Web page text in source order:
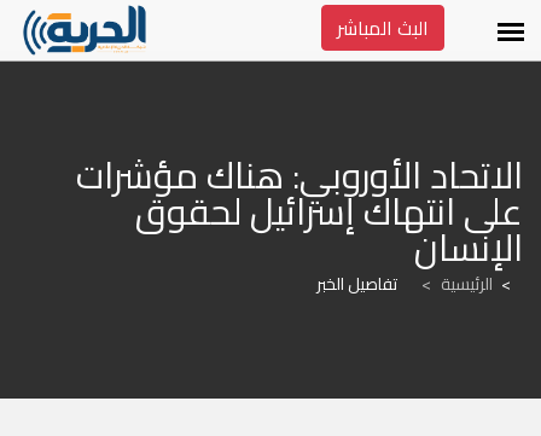
البث المباشر
على انتهاك إسرائيل لحقوق
الإنسان
الرئيسية > تفاصيل الخبر